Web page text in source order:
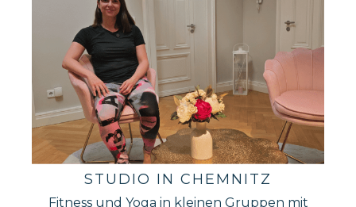
STUDIO IN CHEMNITZ
Fitness und Yoga in kleinen Gruppen mit